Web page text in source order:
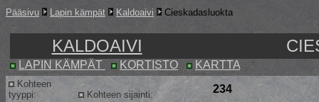
Pääsivu Lapin kämpät Kaldoaivi Cieskadasluokta
KALDOAIVI
LAPIN KÄMPÄT KORTISTO KARTTA
Kohteen
tyyppi:
Kohteen sijainti:
234